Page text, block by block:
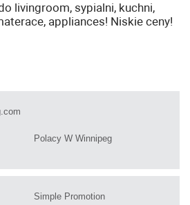
livingroom, sypialni, kuchni,
appliances! Niskie ceny!
Polacy W Winnipeg
Simple Promotion